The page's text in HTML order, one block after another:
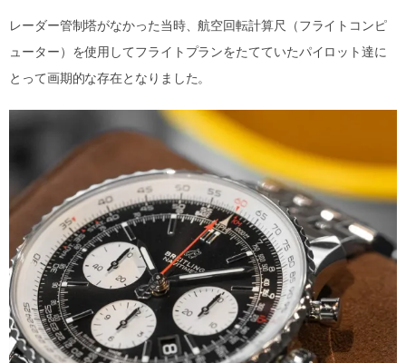
レーダー管制塔がなかった当時、航空回転計算尺（フライトコンピ
ューター）を使用してフライトプランをたてていたパイロット達に
とって画期的な存在となりました。